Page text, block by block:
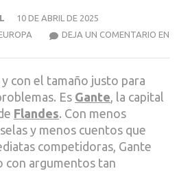
10 DE ABRIL DE 2025
DEJA UN COMENTARIO EN
con el tamaño justo para
Es Gante , la capital
Flandes. Con menos
y menos cuentos que
competidoras, Gante
con argumentos tan